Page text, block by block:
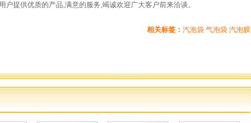
提供优质的产品,满意的服务,竭诚欢迎广大客户前来洽谈。
相关标签： 汽泡袋 气泡袋 汽泡膜